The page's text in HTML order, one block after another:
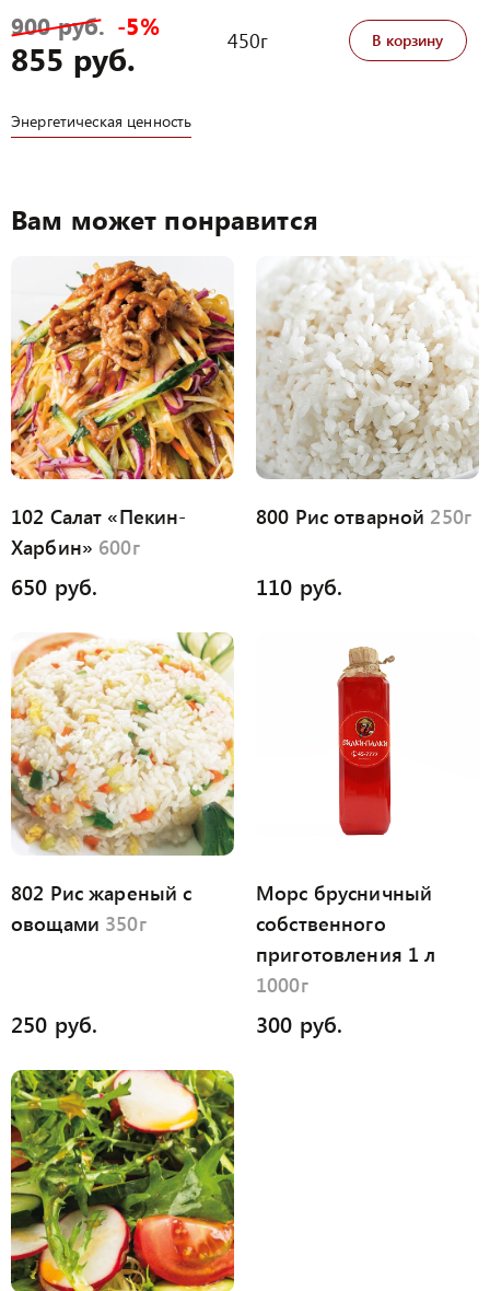
900 руб. -5%
855 руб. 450г В корзину
Энергетическая ценность
Вам может понравится
102 Салат «Пекин-
Харбин» 600г
650 руб.
800 Рис отварной 250г
110 руб.
802 Рис жареный с
овощами 350г
250 руб.
Морс брусничный
собственного
приготовления 1 л
1000г
300 руб.